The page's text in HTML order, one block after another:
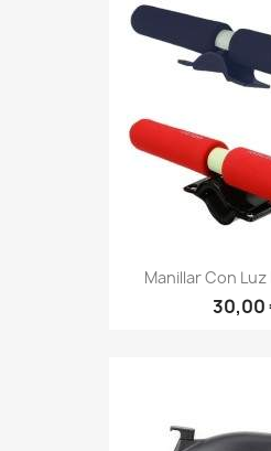
Manillar Con Luz
30,00